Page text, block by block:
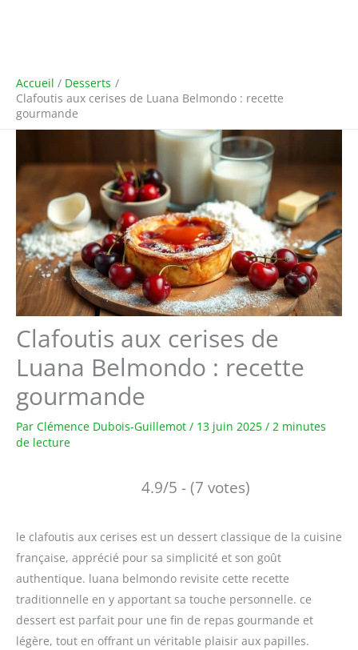
Accueil
Desserts
Clafoutis aux cerises de Luana Belmondo : recette
gourmande
Clafoutis aux cerises de
Luana Belmondo : recette
gourmande
Par Clémence Dubois-Guillemot / 13 juin 2025 / 2 minutes
de lecture
4.9/5 - (7 votes)
le clafoutis aux cerises est un dessert classique de la cuisine
française, apprécié pour sa simplicité et son goût
authentique. luana belmondo revisite cette recette
traditionnelle en y apportant sa touche personnelle. ce
dessert est parfait pour une fin de repas gourmande et
légère, tout en offrant un véritable plaisir aux papilles.